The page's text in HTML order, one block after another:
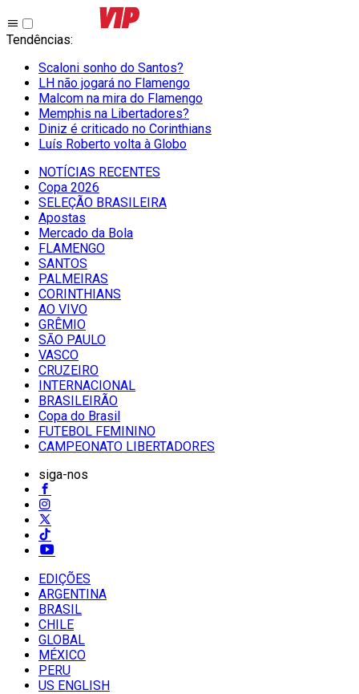
Tendências:
Scaloni sonho do Santos?
LH não jogará no Flamengo
Malcom na mira do Flamengo
Memphis na Libertadores?
Diniz é criticado no Corinthians
Luís Roberto volta à Globo
NOTÍCIAS RECENTES
Copa 2026
SELEÇÃO BRASILEIRA
Apostas
Mercado da Bola
FLAMENGO
SANTOS
PALMEIRAS
CORINTHIANS
AO VIVO
GRÊMIO
SĀO PAULO
VASCO
CRUZEIRO
INTERNACIONAL
BRASILEIRÃO
Copa do Brasil
FUTEBOL FEMININO
CAMPEONATO LIBERTADORES
siga-nos
EDIÇÕES
ARGENTINA
BRASIL
CHILE
GLOBAL
MÉXICO
PERU
US ENGLISH